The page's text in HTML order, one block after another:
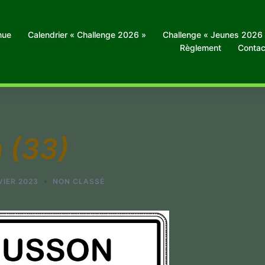
Calendrier « Challenge 2026 »
Challenge « Jeunes 2026
Règlement
(33)
2023 NON CLASSÉ